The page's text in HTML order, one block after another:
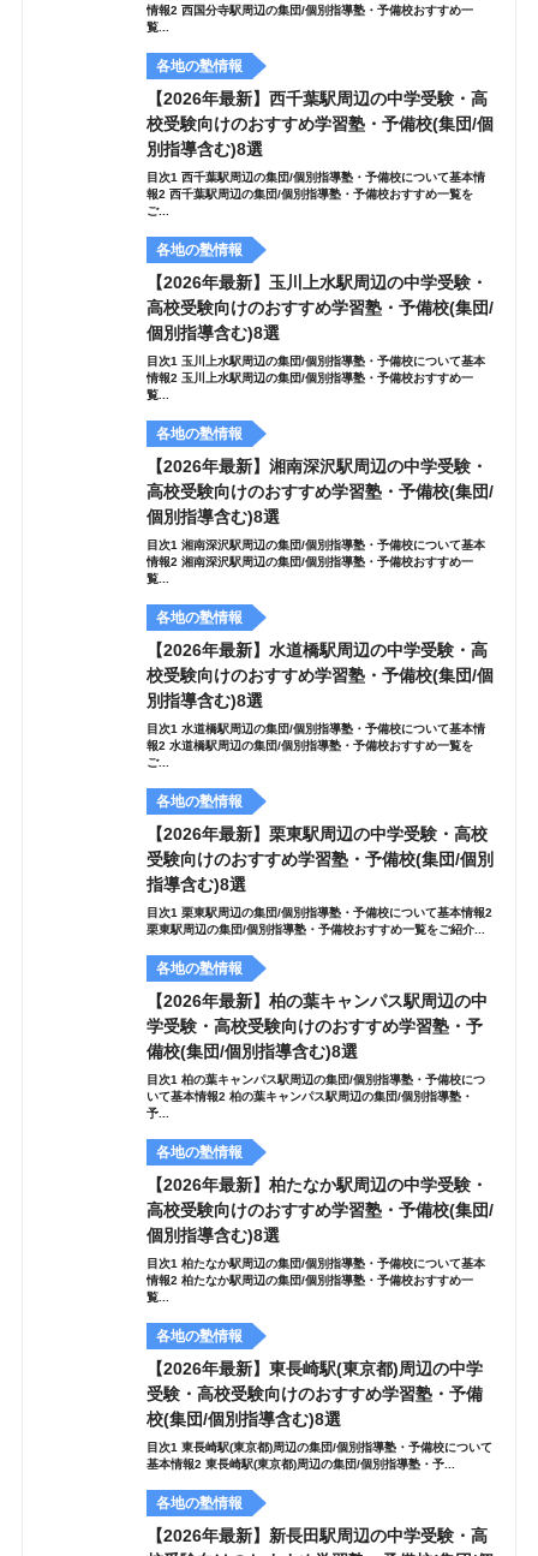
情報2 西国分寺駅周辺の集団/個別指導塾・予備校おすすめ一
覧...
各地の塾情報
【2026年最新】西千葉駅周辺の中学受験・高
校受験向けのおすすめ学習塾・予備校(集団/個
別指導含む)8選
目次1 西千葉駅周辺の集団/個別指導塾・予備校について基本情
報2 西千葉駅周辺の集団/個別指導塾・予備校おすすめ一覧を
ご...
各地の塾情報
【2026年最新】玉川上水駅周辺の中学受験・
高校受験向けのおすすめ学習塾・予備校(集団/
個別指導含む)8選
目次1 玉川上水駅周辺の集団/個別指導塾・予備校について基本
情報2 玉川上水駅周辺の集団/個別指導塾・予備校おすすめ一
覧...
各地の塾情報
【2026年最新】湘南深沢駅周辺の中学受験・
高校受験向けのおすすめ学習塾・予備校(集団/
個別指導含む)8選
目次1 湘南深沢駅周辺の集団/個別指導塾・予備校について基本
情報2 湘南深沢駅周辺の集団/個別指導塾・予備校おすすめ一
覧...
各地の塾情報
【2026年最新】水道橋駅周辺の中学受験・高
校受験向けのおすすめ学習塾・予備校(集団/個
別指導含む)8選
目次1 水道橋駅周辺の集団/個別指導塾・予備校について基本情
報2 水道橋駅周辺の集団/個別指導塾・予備校おすすめ一覧を
ご...
各地の塾情報
【2026年最新】栗東駅周辺の中学受験・高校
受験向けのおすすめ学習塾・予備校(集団/個別
指導含む)8選
目次1 栗東駅周辺の集団/個別指導塾・予備校について基本情報2
栗東駅周辺の集団/個別指導塾・予備校おすすめ一覧をご紹介...
各地の塾情報
【2026年最新】柏の葉キャンパス駅周辺の中
学受験・高校受験向けのおすすめ学習塾・予
備校(集団/個別指導含む)8選
目次1 柏の葉キャンパス駅周辺の集団/個別指導塾・予備校につ
いて基本情報2 柏の葉キャンパス駅周辺の集団/個別指導塾・
予...
各地の塾情報
【2026年最新】柏たなか駅周辺の中学受験・
高校受験向けのおすすめ学習塾・予備校(集団/
個別指導含む)8選
目次1 柏たなか駅周辺の集団/個別指導塾・予備校について基本
情報2 柏たなか駅周辺の集団/個別指導塾・予備校おすすめ一
覧...
各地の塾情報
【2026年最新】東長崎駅(東京都)周辺の中学
受験・高校受験向けのおすすめ学習塾・予備
校(集団/個別指導含む)8選
目次1 東長崎駅(東京都)周辺の集団/個別指導塾・予備校について
基本情報2 東長崎駅(東京都)周辺の集団/個別指導塾・予...
各地の塾情報
【2026年最新】新長田駅周辺の中学受験・高